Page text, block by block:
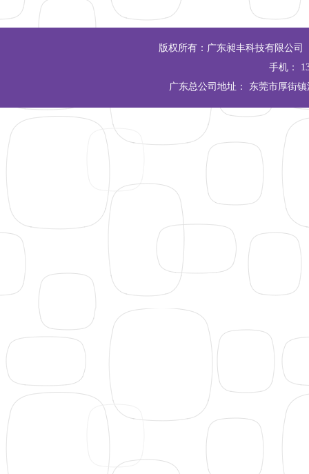
版权所有：广东昶丰科技有限公
手机：
广东总公司地址： 东莞市厚街